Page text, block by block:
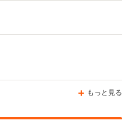
もっと見る